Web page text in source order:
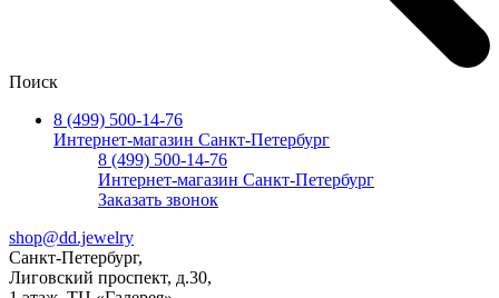
Поиск
8 (499) 500-14-76
Интернет-магазин Санкт-Петербург
8 (499) 500-14-76
Интернет-магазин Санкт-Петербург
Заказать звонок
shop@dd.jewelry
Санкт-Петербург,
Лиговский проспект, д.30,